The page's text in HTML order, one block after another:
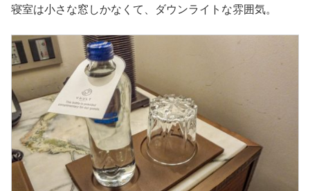
寝室は小さな窓しかなくて、ダウンライトな雰囲気。